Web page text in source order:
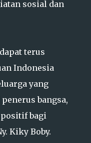
sosial dan
terus
Indonesia
yang
bangsa,
bagi
Kiky Boby.